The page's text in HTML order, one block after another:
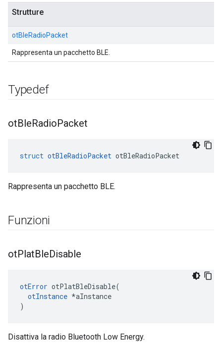
Strutture
otBleRadioPacket
Rappresenta un pacchetto BLE.
Typedef
otBleRadioPacket
struct otBleRadioPacket otBleRadioPacket
Rappresenta un pacchetto BLE.
Funzioni
otPlatBleDisable
otError otPlatBleDisable(
otInstance *aInstance
)
Disattiva la radio Bluetooth Low Energy.